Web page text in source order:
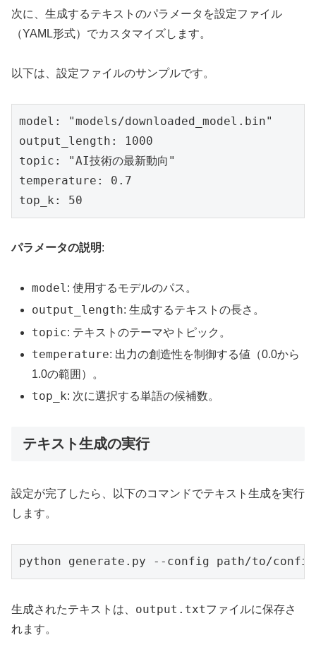
次に、生成するテキストのパラメータを設定ファイル
（YAML形式）でカスタマイズします。
以下は、設定ファイルのサンプルです。
model: "models/downloaded_model.bin"
output_length: 1000
topic: "AI技術の最新動向"
temperature: 0.7
top_k: 50
パラメータの説明:
model: 使用するモデルのパス。
output_length: 生成するテキストの長さ。
topic: テキストのテーマやトピック。
temperature: 出力の創造性を制御する値（0.0から
1.0の範囲）。
top_k: 次に選択する単語の候補数。
テキスト生成の実行
設定が完了したら、以下のコマンドでテキスト生成を実行
します。
python generate.py --config path/to/
生成されたテキストは、 output.txtファイルに保存さ
れます。